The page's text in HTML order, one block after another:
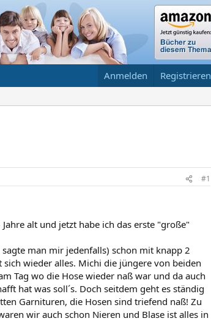
Anmelden Registrieren
#1
alt und jetzt habe ich das erste "große"
man mir jedenfalls) schon mit knapp 2
wieder alles. Michi die jüngere von beiden
Tag wo die Hose wieder naß war und da auch
hat was soll´s. Doch seitdem geht es ständig
Garnituren, die Hosen sind triefend naß! Zu
wir auch schon Nieren und Blase ist alles in